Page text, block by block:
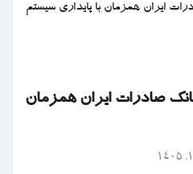
صادرات ایران همزمان